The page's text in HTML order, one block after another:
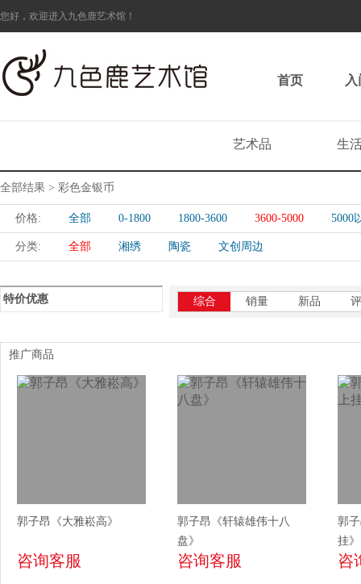
您好，欢迎进入九色鹿艺术馆！
首页
艺术品 生
全部结果 > 彩色金银币
价格: 全部 0-1800 1800-3600 3600-5000 5000
分类: 全部 湘绣 陶瓷 文创周边
特价优惠 综合 销量 新品
推广商品
郭子昂《大雅崧高》
咨询客服
郭子昂《轩辕雄伟十八
盘》
咨询客服
郭
挂》
咨